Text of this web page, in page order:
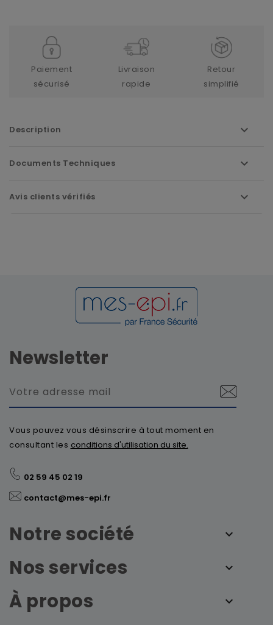
Paiement
sécurisé
Livraison
rapide
Retour
simplifié
Description
Documents Techniques
Avis clients vérifiés
Newsletter
Vous pouvez vous désinscrire à tout moment en
consultant les conditions d'utilisation du site.
02 59 45 02 19
contact@mes-epi.fr
Notre société
Nos services
À propos